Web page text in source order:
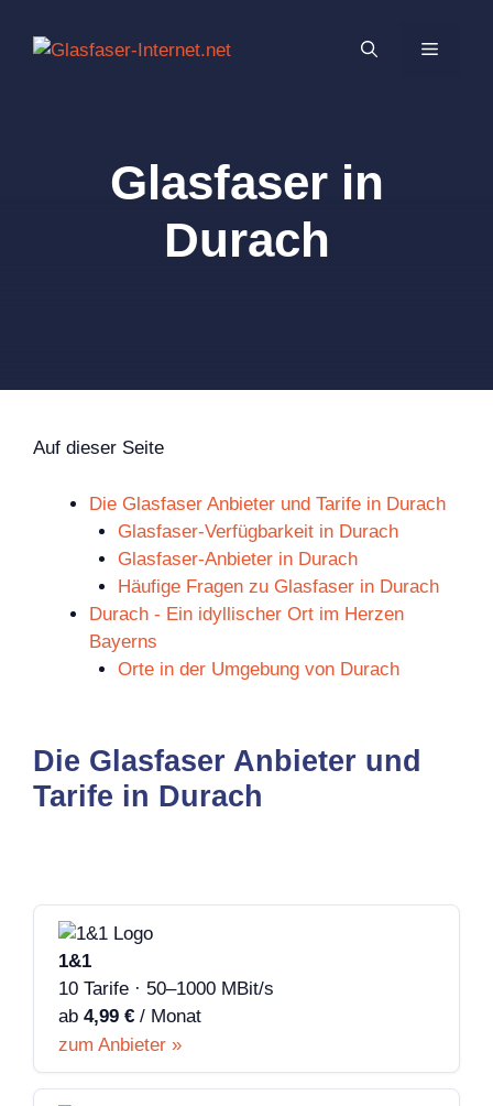
Inhalt
MENÜ
Glasfaser in
Durach
Auf dieser Seite
Die Glasfaser Anbieter und Tarife in Durach
Glasfaser-Verfügbarkeit in Durach
Glasfaser-Anbieter in Durach
Häufige Fragen zu Glasfaser in Durach
Durach - Ein idyllischer Ort im Herzen
Bayerns
Orte in der Umgebung von Durach
Die Glasfaser Anbieter und
Tarife in Durach
1&1
10 Tarife · 50–1000 MBit/s
ab 4,99 € / Monat
zum Anbieter »